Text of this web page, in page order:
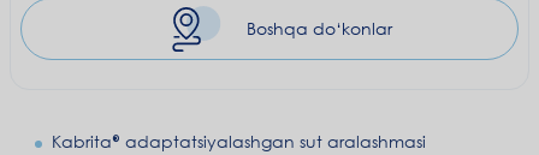
Boshqa do‘konlar
Kabrita® adaptatsiyalashgan sut aralashmasi